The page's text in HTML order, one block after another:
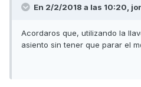
En 2/2/2018 a las 10:20,
Acordaros que, utilizando la
asiento sin tener que parar el